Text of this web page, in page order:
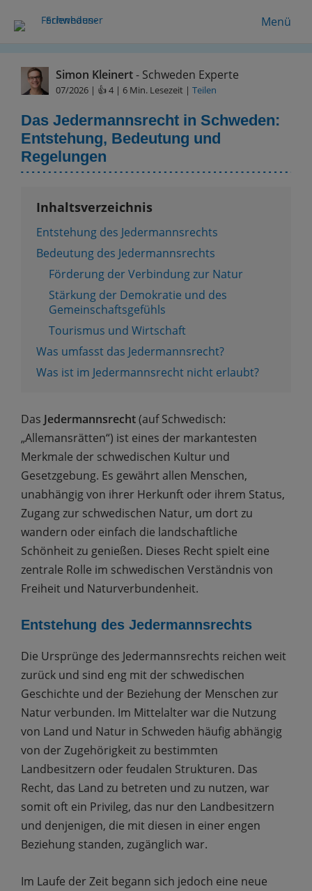
Menü
Simon Kleinert- Schweden Experte
07/2026 | 👍 4 | 6 Min. Lesezeit | Teilen
Das Jedermannsrecht in Schweden:
Entstehung, Bedeutung und
Regelungen
Inhaltsverzeichnis
Entstehung des Jedermannsrechts
Bedeutung des Jedermannsrechts
Förderung der Verbindung zur Natur
Stärkung der Demokratie und des
Gemeinschaftsgefühls
Tourismus und Wirtschaft
Was umfasst das Jedermannsrecht?
Was ist im Jedermannsrecht nicht erlaubt?
Das Jedermannsrecht(auf Schwedisch:
„Allemansrätten“) ist eines der markantesten
Merkmale der schwedischen Kultur und
Gesetzgebung. Es gewährt allen Menschen,
unabhängig von ihrer Herkunft oder ihrem Status,
Zugang zur schwedischen Natur, um dort zu
wandern oder einfach die landschaftliche
Schönheit zu genießen. Dieses Recht spielt eine
zentrale Rolle im schwedischen Verständnis von
Freiheit und Naturverbundenheit.
Entstehung des Jedermannsrechts
Die Ursprünge des Jedermannsrechts reichen weit
zurück und sind eng mit der schwedischen
Geschichte und der Beziehung der Menschen zur
Natur verbunden. Im Mittelalter war die Nutzung
von Land und Natur in Schweden häufig abhängig
von der Zugehörigkeit zu bestimmten
Landbesitzern oder feudalen Strukturen. Das
Recht, das Land zu betreten und zu nutzen, war
somit oft ein Privileg, das nur den Landbesitzern
und denjenigen, die mit diesen in einer engen
Beziehung standen, zugänglich war.
Im Laufe der Zeit begann sich jedoch eine neue